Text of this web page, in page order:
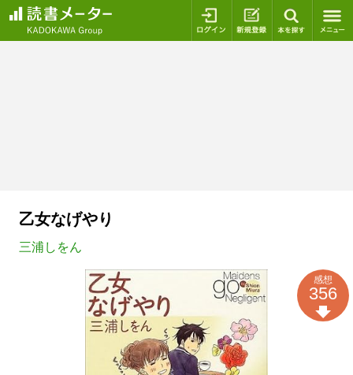
ログイン 新規登録
乙女なげやり
三浦しをん
感想
356